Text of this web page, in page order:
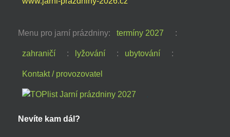
Menu pro jarní prázdniny: termíny 2027 :
zahraničí : lyžování : ubytování :
Kontakt / provozovatel
Nevíte kam dál?